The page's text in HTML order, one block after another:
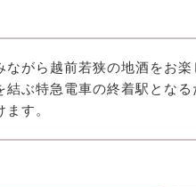
がら越前若狭の地酒をお楽
ぶ特急電車の終着駅とな
す。